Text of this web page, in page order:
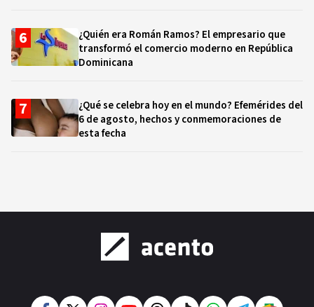
¿Quién era Román Ramos? El empresario que
transformó el comercio moderno en República
Dominicana
¿Qué se celebra hoy en el mundo? Efemérides del
6 de agosto, hechos y conmemoraciones de
esta fecha